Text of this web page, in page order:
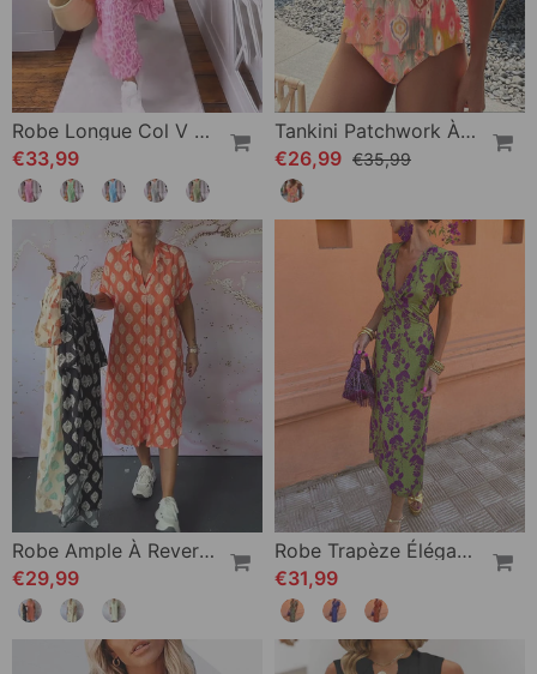
Robe Longue Col V En Imprimé À Manches Courtes
€33,99
Tankini Patchwork À Volants Et Bretelles Imprimées
€26,99 €35,99
Robe Ample À Revers Et Manches Courtes
€29,99
Robe Trapèze Élégante À Manches Bouffantes En V Profond Et Imprimé Feuilles
€31,99